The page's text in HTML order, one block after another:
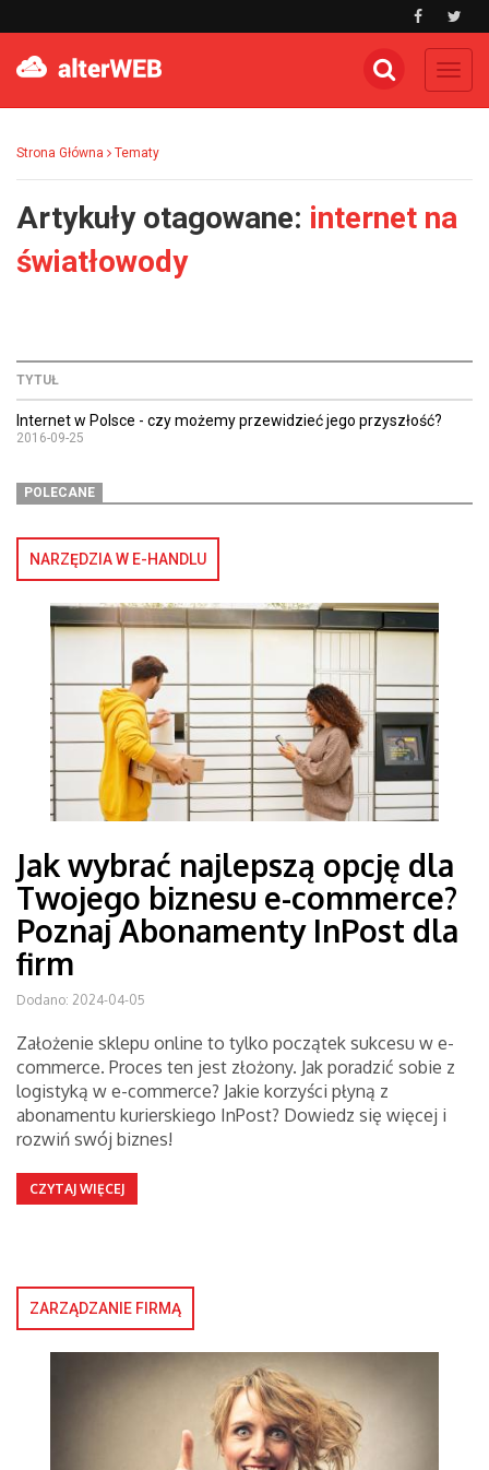
Strona Główna Tematy
Artykuły otagowane: internet na
światłowody
TYTUŁ
Internet w Polsce - czy możemy przewidzieć jego przyszłość?
2016-09-25
POLECANE
NARZĘDZIA W E-HANDLU
Jak wybrać najlepszą opcję dla
Twojego biznesu e-commerce?
Poznaj Abonamenty InPost dla
firm
Dodano: 2024-04-05
Założenie sklepu online to tylko początek sukcesu w e-
commerce. Proces ten jest złożony. Jak poradzić sobie z
logistyką w e-commerce? Jakie korzyści płyną z
abonamentu kurierskiego InPost? Dowiedz się więcej i
rozwiń swój biznes!
CZYTAJ WIĘCEJ
ZARZĄDZANIE FIRMĄ